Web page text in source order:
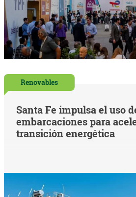
Renovables
Santa Fe impulsa el uso
embarcaciones para
transición energética